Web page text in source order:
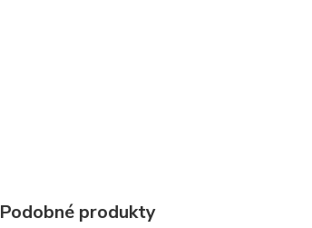
Podobné produkty